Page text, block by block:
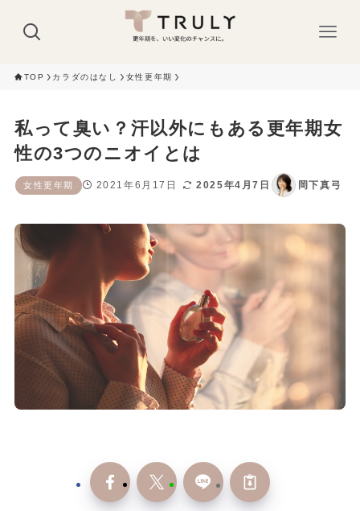
TOP カラダのはなし 女性更年期
私って臭い？汗以外にもある更年期女
性の3つのニオイとは
女性更年期 2021年6月17日 2025年4月7日 岡下真弓